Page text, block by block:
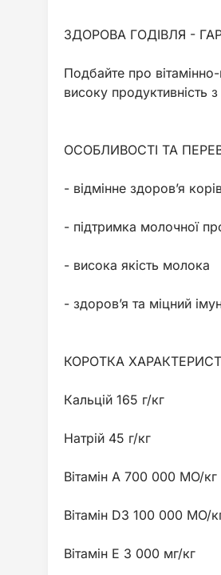
ЗДОРОВА ГОДІВЛЯ -
Подбайте про
високу продуктивність
ОСОБЛИВОСТІ ТА
- відмінне здоров’я
- підтримка молочної
- висока якість молока
- здоров’я та міцний
КОРОТКА
Кальцій 165 г/кг
Натрій 45 г/кг
Вітамін А 700 000 МО/кг
Вітамін D3 100 000 МО/
Вітамін Е 3 000 мг/кг